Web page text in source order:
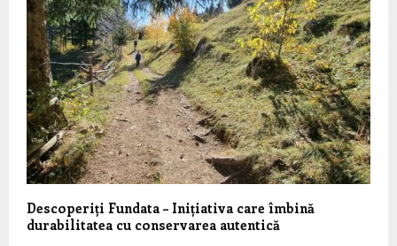
Descoperiți Fundata – Inițiativa care îmbină
durabilitatea cu conservarea autentică